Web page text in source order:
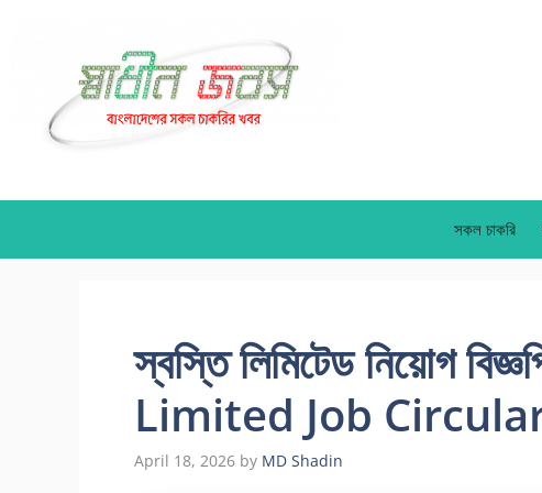
সকল চাকরি
স্বস্তি লিমিটেড নিয়োগ
Limited Job
April 18, 2026 by MD Shadin